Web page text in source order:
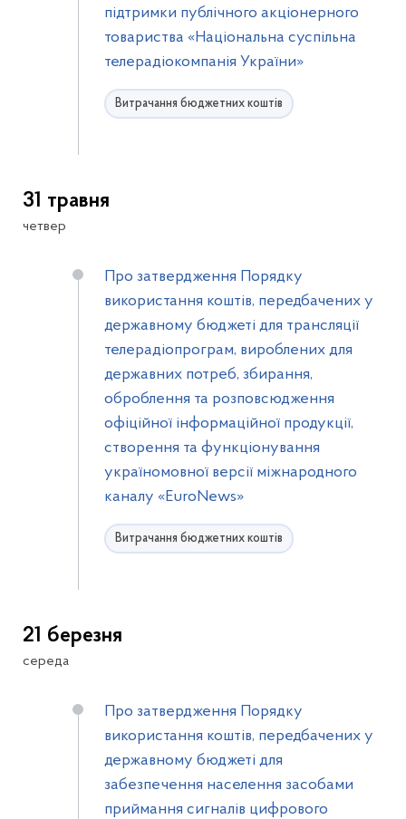
підтримки публічного акціонерного
товариства «Національна суспільна
телерадіокомпанія України»
Витрачання бюджетних коштів
31 травня
четвер
Про затвердження Порядку
використання коштів, передбачених у
державному бюджеті для трансляції
телерадіопрограм, вироблених для
державних потреб, збирання,
оброблення та розповсюдження
офіційної інформаційної продукції,
створення та функціонування
україномовної версії міжнародного
каналу «EuroNews»
Витрачання бюджетних коштів
21 березня
середа
Про затвердження Порядку
використання коштів, передбачених у
державному бюджеті для
забезпечення населення засобами
приймання сигналів цифрового